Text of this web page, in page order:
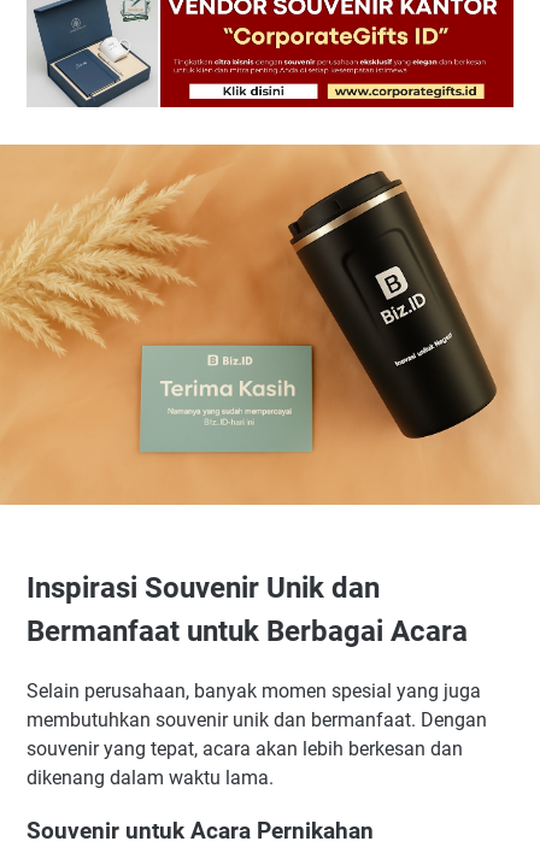
Inspirasi Souvenir Unik dan
Bermanfaat untuk Berbagai Acara
Selain perusahaan, banyak momen spesial yang juga
membutuhkan souvenir unik dan bermanfaat. Dengan
souvenir yang tepat, acara akan lebih berkesan dan
dikenang dalam waktu lama.
Souvenir untuk Acara Pernikahan